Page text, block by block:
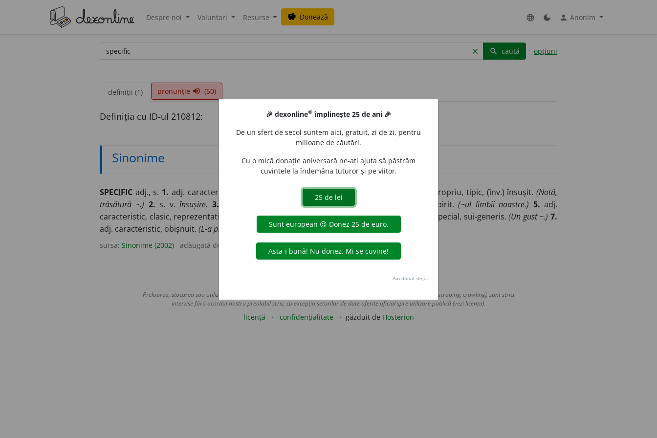
Despre noi Voluntari Resurse savings Donează language dark_mode person Anonim
clear search caută opțiuni
definiții (1) pronunție volume_up (50)
Definiția cu ID-ul 210812:
Sinonime
SPECIFIC adj., s. 1. adj. caracteristic, definitoriu, distinct, distinctiv, dominant, particular, propriu, tipic, (înv.) însușit.(Notă,
trăsătură ~.) 2. s. v.însușire. 3. s. specificitate, (rar) tipicitate, tipism. s. spirit.(~ul limbii noastre.) 5. adj.
caracteristic, clasic, reprezentativ, tipic.
(Un exemplu ~.) 6.adj. aparte, deosebit, particular, special, sui-generis.(Un gust ~.) 7.
adj. caracteristic, obișnuit. (L-a primit cu amabilitatea ~.)
sursa: Sinonime (2002) adăugată de acțiuni
Preluarea, stocarea sau utilizarea datelor de pe acest site, inclusiv prin orice metode de extragere automată (web scraping, crawling), sunt strict
interzise fără acordul nostru prealabil scris, cu excepția seturilor de date oferite oficial spre utilizare publică (vezi licența).
licență confidențialitate găzduit de Hosterion
🎉 dexonline® împlinește 25 de ani 🎉
De un sfert de secol suntem aici, gratuit, zi de zi, pentru
milioane de căutări.
Cu o mică donație aniversară ne-ați ajuta să păstrăm
cuvintele la îndemâna tuturor și pe viitor.
Am donat deja.